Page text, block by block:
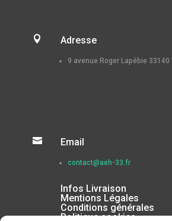
 Adresse
9 avenue Roger Lapébie 33140
 Email
contact@aeh-33.fr
Infos Livraison
Mentions Légales
Conditions générales
Politique cookies